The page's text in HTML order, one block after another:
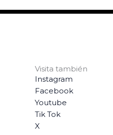
Visita también
Instagram
Facebook
Youtube
Tik Tok
X